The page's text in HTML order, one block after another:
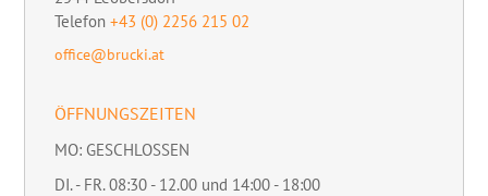
Telefon +43 (0) 2256 215 02
office@brucki.at
ÖFFNUNGSZEITEN
MO: GESCHLOSSEN
DI. - FR. 08:30 - 12.00 und 14:00 - 18:00